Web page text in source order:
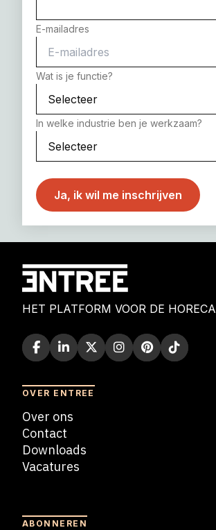
E-mailadres
Wat is je functie?
In welke industrie ben je werkzaam?
HET PLATFORM VOOR DE HORECA
OVER ENTREE
Over ons
Contact
Downloads
Vacatures
ABONNEREN